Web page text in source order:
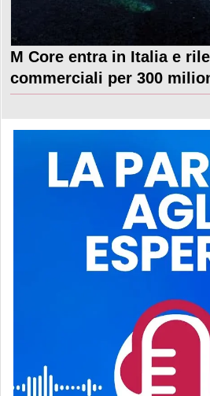
M Core entra in Italia e
commerciali per 300